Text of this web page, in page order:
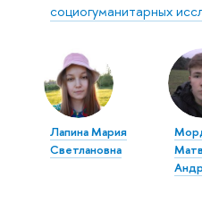
социогуманитарных
Лапина Мария
Светлановна